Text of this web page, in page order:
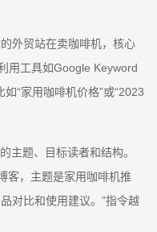
外贸站在卖咖啡机，核心
用工具如Google Keyword
“家用咖啡机价格”或“2023
主题、目标读者和结构。
客，主题是家用咖啡机推
对比和使用建议。”指令越